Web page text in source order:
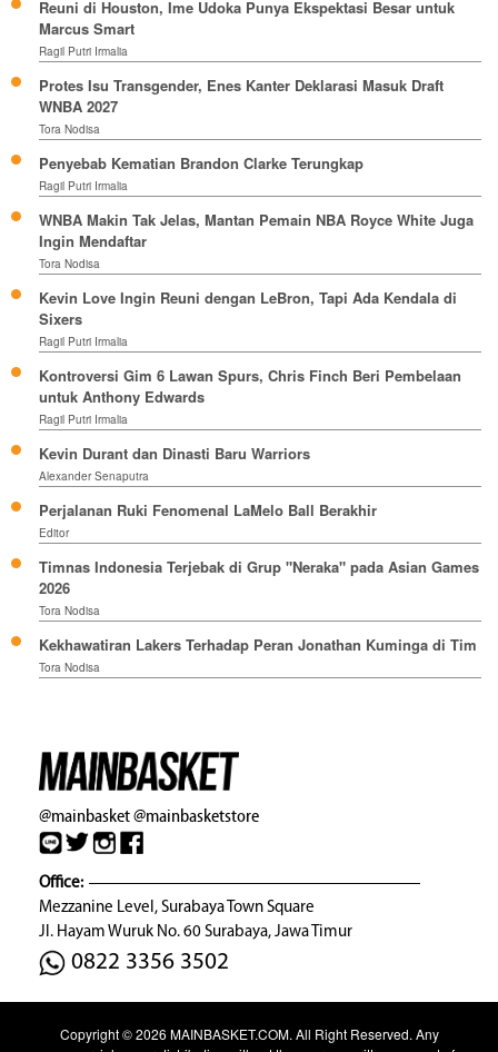
Reuni di Houston, Ime Udoka Punya Ekspektasi Besar untuk
Marcus Smart
Ragil Putri Irmalia
Protes Isu Transgender, Enes Kanter Deklarasi Masuk Draft
WNBA 2027
Tora Nodisa
Penyebab Kematian Brandon Clarke Terungkap
Ragil Putri Irmalia
WNBA Makin Tak Jelas, Mantan Pemain NBA Royce White Juga
Ingin Mendaftar
Tora Nodisa
Kevin Love Ingin Reuni dengan LeBron, Tapi Ada Kendala di
Sixers
Ragil Putri Irmalia
Kontroversi Gim 6 Lawan Spurs, Chris Finch Beri Pembelaan
untuk Anthony Edwards
Ragil Putri Irmalia
Kevin Durant dan Dinasti Baru Warriors
Alexander Senaputra
Perjalanan Ruki Fenomenal LaMelo Ball Berakhir
Editor
Timnas Indonesia Terjebak di Grup "Neraka" pada Asian Games
2026
Tora Nodisa
Kekhawatiran Lakers Terhadap Peran Jonathan Kuminga di Tim
Tora Nodisa
@mainbasket@mainbasketstore
Office:
Mezzanine Level, Surabaya Town Square
Jl. Hayam Wuruk No. 60 Surabaya, Jawa Timur
0822 3356 3502
Copyright © 2026 MAINBASKET.COM. All Right Reserved. Any